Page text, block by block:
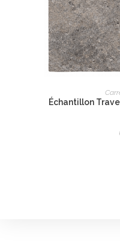
Échantillon